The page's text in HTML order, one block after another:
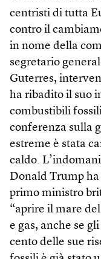
centristi di tutta
contro il
in nome della
segretario
Guterres,
ha ribadito il suo
combustibili
conferenza sulla
estreme è stata
caldo.
Donald Trump
primo ministro
“aprire il mare
e gas, anche se
cento delle sue